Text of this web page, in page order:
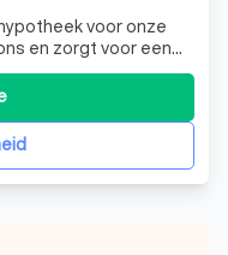
voor onze
en zorgt voor een
alle opties door en
wel of niet zou